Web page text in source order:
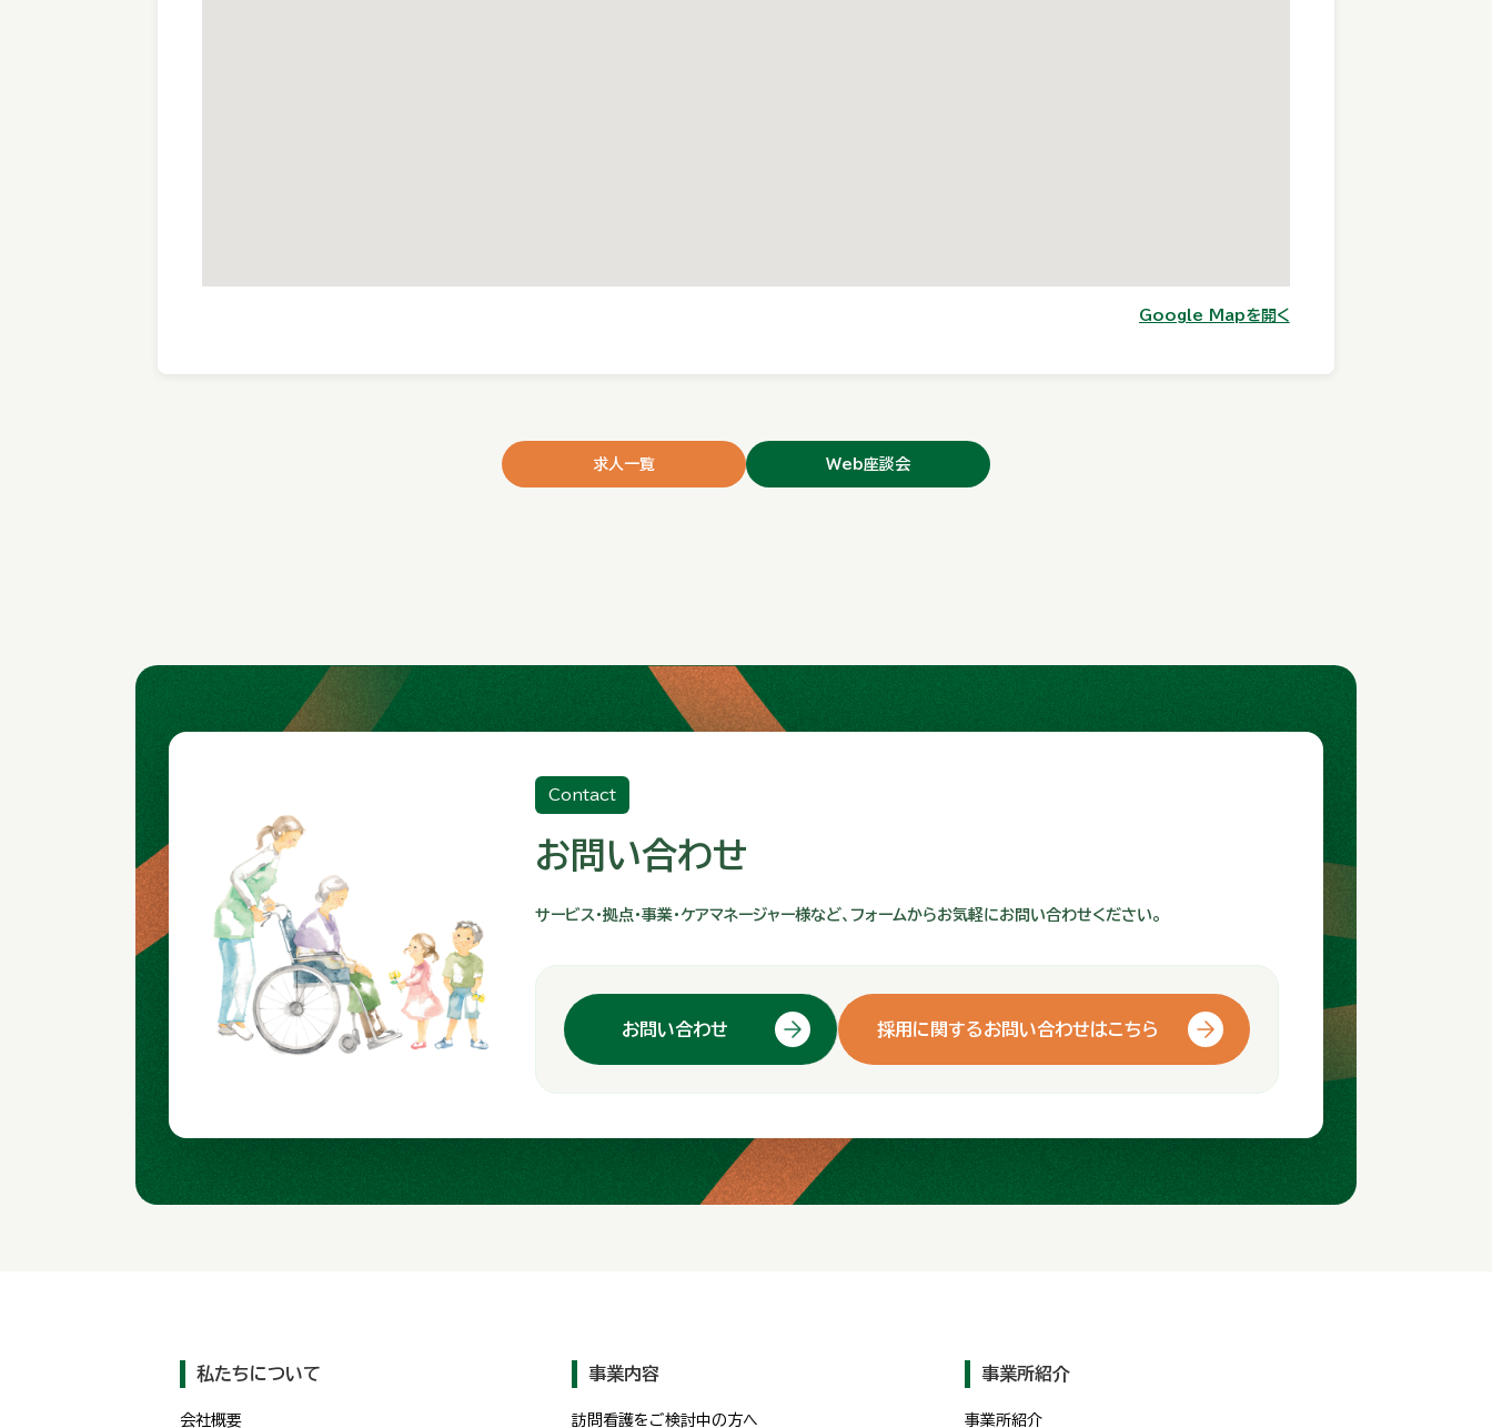
Google Mapを開く
求人一覧 Web座談会
Contact
お問い合わせ
サービス・拠点・事業・ケアマネージャー様など、フォームからお気軽にお問い合わせください。
お問い合わせ 採用に関するお問い合わせはこちら
私たちについて
会社概要
事業内容
訪問看護をご検討中の方へ
事業所紹介
事業所紹介